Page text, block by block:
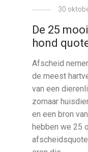
30
De 25
hond
Afscheid
de meest
van een
zomaar
en een bron
hebben we 25